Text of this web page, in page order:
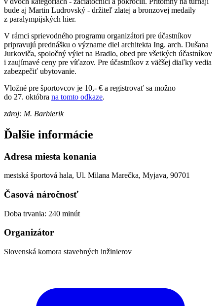
bude aj Martin Ludrovský - držiteľ zlatej a bronzovej medaily
z paralympijských hier.
V rámci sprievodného programu organizátori pre účastníkov
pripravujú prednášku o význame diel architekta Ing. arch. Dušana
Jurkoviča, spoločný výlet na Bradlo, obed pre všetkých účastníkov
i zaujímavé ceny pre víťazov. Pre účastníkov z väčšej diaľky vedia
zabezpečiť ubytovanie.
Vložné pre športovcov je 10,- € a registrovať sa možno
do 27. októbra na tomto odkaze.
zdroj: M. Barbierik
Ďalšie informácie
Adresa miesta konania
mestská športová hala, Ul. Milana Marečka, Myjava, 90701
Časová náročnosť
Doba trvania: 240 minút
Organizátor
Slovenská komora stavebných inžinierov